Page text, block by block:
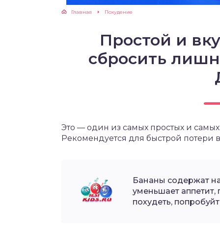
Главная Похудение
Простой и
сбросить
Это — один из самых простых и
Рекомендуется для быстрой потери
Бананы содержат
уменьшает аппетит,
похудеть,